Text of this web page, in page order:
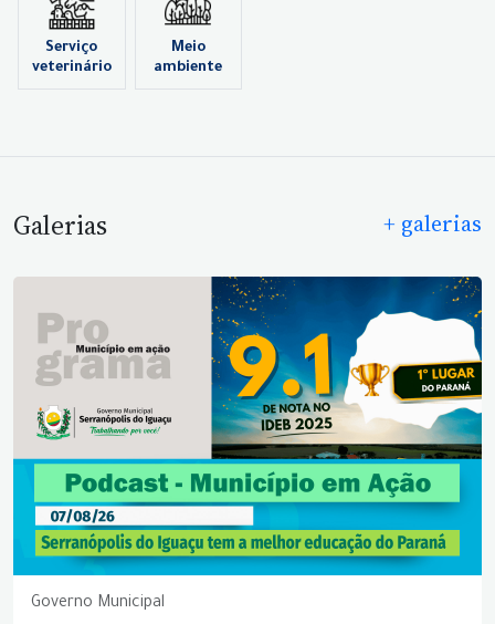
Serviço
veterinário
Meio
ambiente
Galerias + galerias
Governo Municipal